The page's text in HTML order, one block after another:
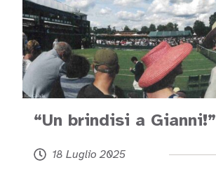
“Un brindisi a Gianni!”
18 Luglio 2025